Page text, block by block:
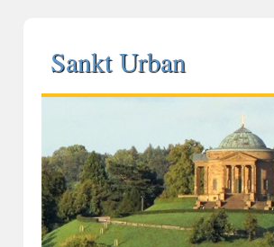
Sankt Urban